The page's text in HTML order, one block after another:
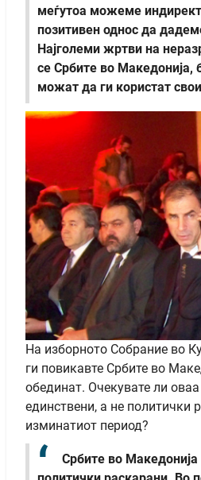
меѓутоа можеме
позитивен однос да
Најголеми жртви на
се Србите во Македонија,
можат да ги користат
На изборното Собрание во
ги повикавте Србите во
обединат. Очекувате ли
единствени, а не политички
изминатиот период?
Србите во